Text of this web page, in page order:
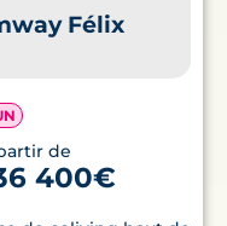
Félix
de
400€